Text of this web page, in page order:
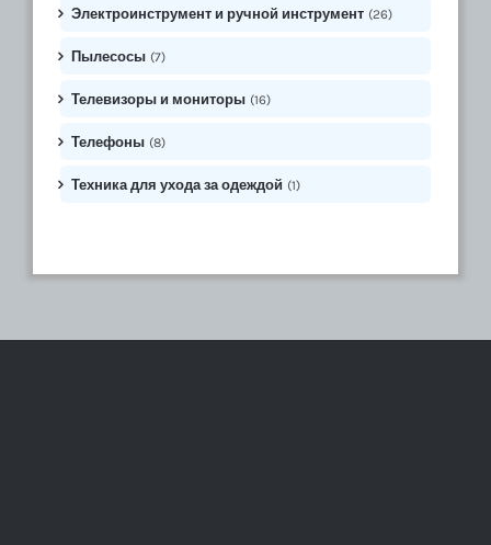
Электроинструмент и ручной инструмент (26)
Пылесосы (7)
Телевизоры и мониторы (16)
Телефоны (8)
Техника для ухода за одеждой (1)